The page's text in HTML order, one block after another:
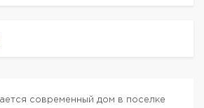
современный дом в поселке